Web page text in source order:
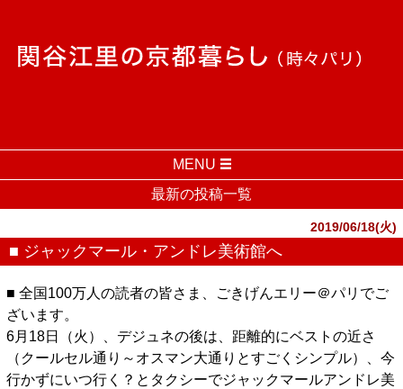
MENU
最新の投稿一覧
2019/06/18(火)
■ ジャックマール・アンドレ美術館へ
■ 全国100万人の読者の皆さま、ごきげんエリー＠パリでご
ざいます。
6月18日（火）、デジュネの後は、距離的にベストの近さ
（クールセル通り～オスマン大通りとすごくシンプル）、今
行かずにいつ行く？とタクシーでジャックマールアンドレ美